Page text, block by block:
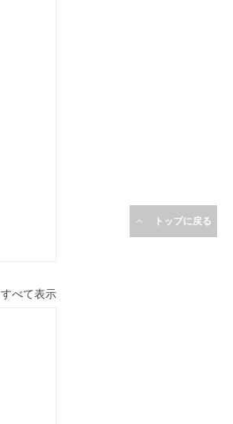
トップに戻る
すべて表示